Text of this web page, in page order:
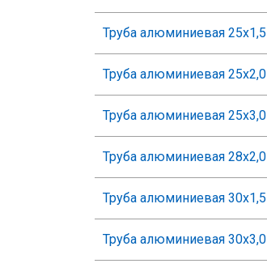
Труба алюминиевая 25х1,5
Труба алюминиевая 25х2,0
Труба алюминиевая 25х3,0
Труба алюминиевая 28х2,0
Труба алюминиевая 30х1,5
Труба алюминиевая 30х3,0